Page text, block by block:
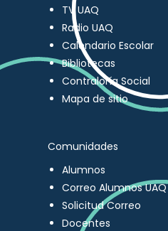
TV UAQ
Radio UAQ
Calendario Escolar
Bibliotecas
Contraloría Social
Mapa de sitio
Comunidades
Alumnos
Correo Alumnos UAQ
Solicitud Correo
Docentes